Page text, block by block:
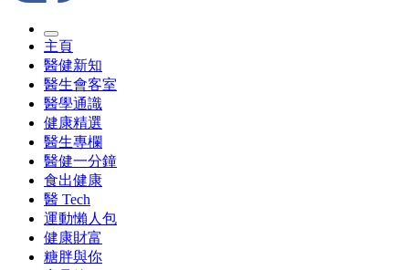
主頁
醫健新知
醫生會客室
醫學通識
健康精選
醫生專欄
醫健一分鐘
食出健康
醫 Tech
運動懶人包
健康財富
糖胖與你